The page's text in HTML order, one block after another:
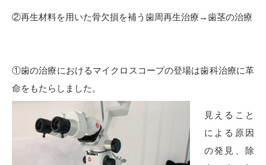
②再生材料を用いた骨欠損を補う歯周再生治療→歯茎の治療
①歯の治療におけるマイクロスコープの登場は歯科治療に革
命をもたらしました。
見えること
による原因
の発見、除